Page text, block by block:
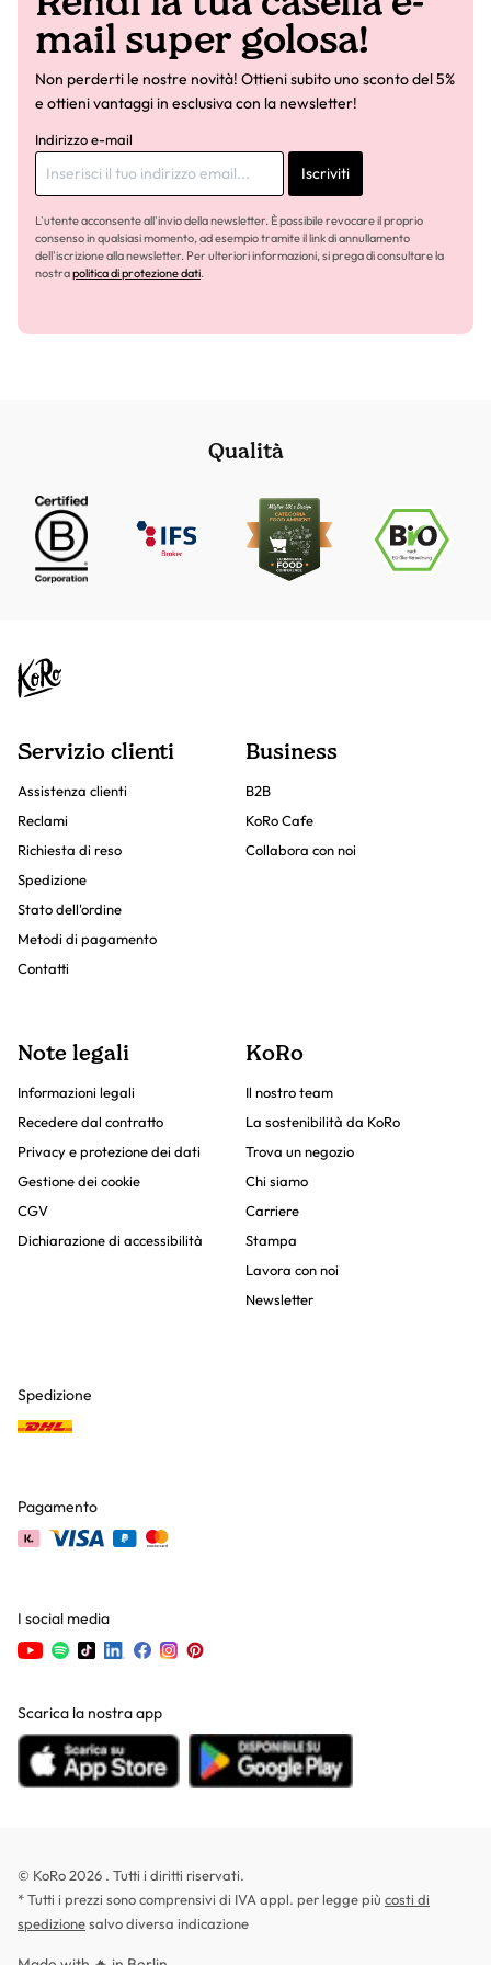
mail super golosa!
Non perderti le nostre novità! Ottieni subito uno sconto del 5%
e ottieni vantaggi in esclusiva con la newsletter!
Indirizzo e-mail
Iscriviti
L'utente acconsente all'invio della newsletter. È possibile revocare il proprio
consenso in qualsiasi momento, ad esempio tramite il link di annullamento
dell'iscrizione alla newsletter. Per ulteriori informazioni, si prega di consultare la
nostrapolitica di protezione dati.
Qualità
Servizio clienti
Assistenza clienti
Reclami
Richiesta di reso
Spedizione
Stato dell'ordine
Metodi di pagamento
Contatti
Business
B2B
KoRo Cafe
Collabora con noi
Note legali
Informazioni legali
Recedere dal contratto
Privacy e protezione dei dati
Gestione dei cookie
CGV
Dichiarazione di accessibilità
KoRo
Il nostro team
La sostenibilità da KoRo
Trova un negozio
Chi siamo
Carriere
Stampa
Lavora con noi
Newsletter
Spedizione
Pagamento
I social media
Scarica la nostra app
© KoRo 2026 . Tutti i diritti riservati.
* Tutti i prezzi sono comprensivi di IVA appl. per legge più costi di
spedizionesalvo diversa indicazione